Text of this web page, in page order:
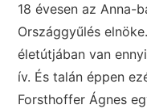
18 évesen az Anna-
Országgyűlés
életútjában van
ív. És talán éppen
Forsthoffer Ágnes